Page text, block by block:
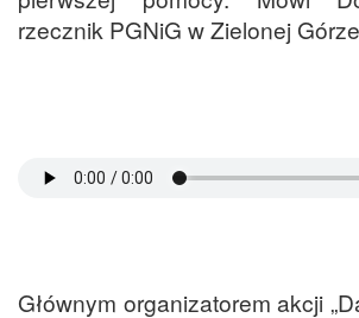
rzecznik PGNiG w Zielonej
Głównym organizatorem akcji